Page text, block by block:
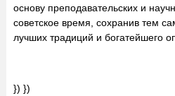
основу преподавательских и
советское время, сохранив тем
лучших традиций и богатейшего
}) })